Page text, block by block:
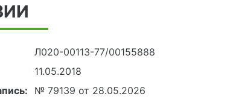
Л020-00113-77/00155888
11.05.2018
№ 79139 от 28.05.2026